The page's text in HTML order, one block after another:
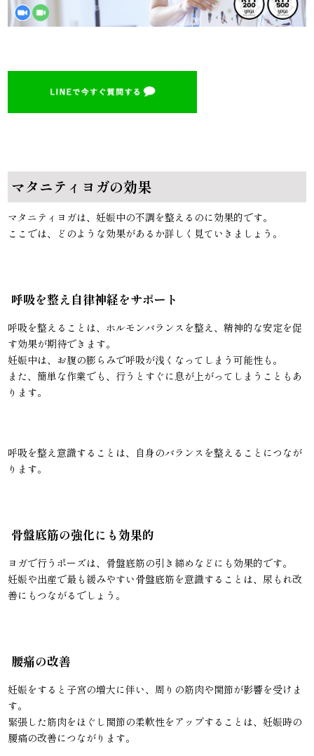
マタニティヨガの効果
マタニティヨガは、妊娠中の不調を整えるのに効果的です。
ここでは、どのような効果があるか詳しく見ていきましょう。
呼吸を整え自律神経をサポート
呼吸を整えることは、ホルモンバランスを整え、精神的な安定を促
す効果が期待できます。
妊娠中は、お腹の膨らみで呼吸が浅くなってしまう可能性も。
また、簡単な作業でも、行うとすぐに息が上がってしまうこともあ
ります。
呼吸を整え意識することは、自身のバランスを整えることにつなが
ります。
骨盤底筋の強化にも効果的
ヨガで行うポーズは、骨盤底筋の引き締めなどにも効果的です。
妊娠や出産で最も緩みやすい骨盤底筋を意識することは、尿もれ改
善にもつながるでしょう。
腰痛の改善
妊娠をすると子宮の増大に伴い、周りの筋肉や関節が影響を受けま
す。
緊張した筋肉をほぐし関節の柔軟性をアップすることは、妊娠時の
腰痛の改善につながります。